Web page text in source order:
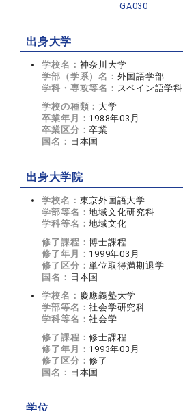
GA030
出身大学
学校名： 神奈川大学
学部（学系）名： 外国語学部
学科・専攻等名： スペイン語学科
学校の種類： 大学
卒業年月： 1988年03月
卒業区分：卒業
国名： 日本国
出身大学院
学校名： 東京外国語大学
学部等名：地域文化研究科
学科等名：地域文化
修了課程：博士課程
修了年月： 1999年03月
修了区分：単位取得満期退学
国名： 日本国
学校名： 慶應義塾大学
学部等名：社会学研究科
学科等名：社会学
修了課程：修士課程
修了年月： 1993年03月
修了区分：修了
国名： 日本国
学位